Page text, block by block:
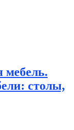
мебель.
столы,